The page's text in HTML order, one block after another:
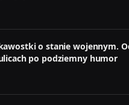
o stanie wojennym.
po podziemny humor